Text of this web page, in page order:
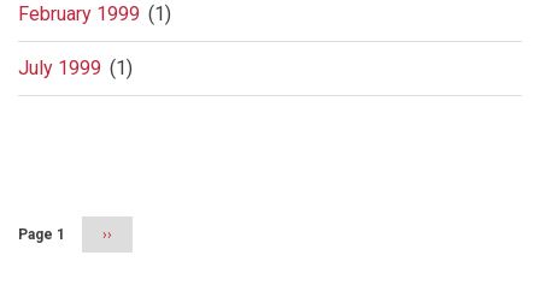
February 1999 (1)
July 1999 (1)
Page 1
Next
››